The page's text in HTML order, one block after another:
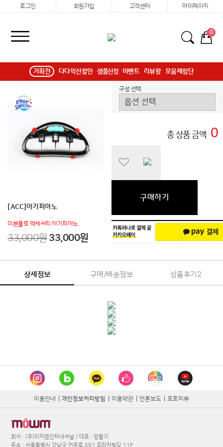
로그인 회원가입 고객센터 마이페이지
0
기획전 다다익선할인 샘플신청 이벤트 리뷰왕 모움체험단
[ACC]아기피아노
이븐플로 액세서리 아기피아노
33,000원 33,000원
구성 선택
총 상품 금액 0
구매하기
상세정보 구매/배송정보 상품후기 2
이용안내 개인정보처리방침 이용약관 언론보도 포토리뷰
회사 : (주)이지엠인터내셔널 / 대표 : 양을기
주소 : 서울특별시 강남구 언주로 551 프라자빌딩 11F